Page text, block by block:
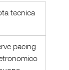
tecnica
pacing